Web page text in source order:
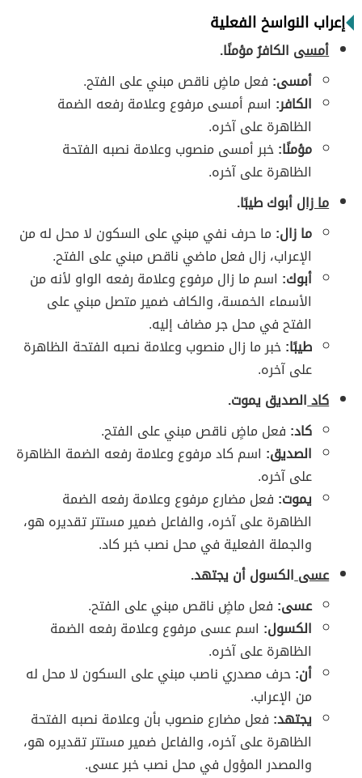
إعراب النواسخ الفعلية
أمسى الكافرُ مؤمنًا.
أمسى: فعل ماضٍ ناقص مبني على الفتح.
الكافر: اسم أمسى مرفوع وعلامة رفعه الضمة
الظاهرة على آخره.
مؤمنًا:خبر أمسى منصوب وعلامة نصبه الفتحة
الظاهرة على آخره.
ما زالأبوك طيبًا.
ما زال: ما حرف نفي مبني على السكون لا محل له من
الإعراب، زال فعل ماضي ناقص مبني على الفتح.
أبوك: اسم ما زال مرفوع وعلامة رفعه الواو لأنه من
الأسماء الخمسة، والكاف ضمير متصل مبني على
الفتح في محل جر مضاف إليه.
طيبًا:خبر ما زال منصوب وعلامة نصبه الفتحة الظاهرة
على آخره.
كادالصديق يموت.
كاد: فعل ماضٍ ناقص مبني على الفتح.
الصديق: اسم كاد مرفوع وعلامة رفعه الضمة الظاهرة
على آخره.
يموت: فعل مضارع مرفوع وعلامة رفعه الضمة
الظاهرة على آخره، والفاعل ضمير مستتر تقديره هو،
والجملة الفعلية في محل نصب خبر كاد.
عسىالكسول أن يجتهد.
عسى: فعل ماضٍ ناقص مبني على الفتح.
الكسول: اسم عسى مرفوع وعلامة رفعه الضمة
الظاهرة على آخره.
أن:حرف مصدري ناصب مبني على السكون لا محل له
من الإعراب.
يجتهد: فعل مضارع منصوب بأن وعلامة نصبه الفتحة
الظاهرة على آخره، والفاعل ضمير مستتر تقديره هو،
والمصدر المؤول في محل نصب خبر عسى.